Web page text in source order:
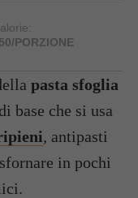
PORZIONE
pasta sfoglia
base che si usa
, antipasti
in pochi